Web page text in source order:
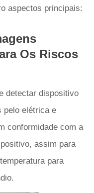
aspectos principais:
Os Riscos
detectar dispositivo
pelo elétrica e
conformidade com a
assim para
para